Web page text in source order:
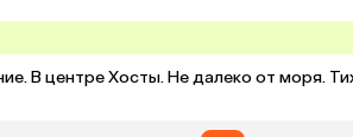
В центре Хосты. Не далеко от моря.